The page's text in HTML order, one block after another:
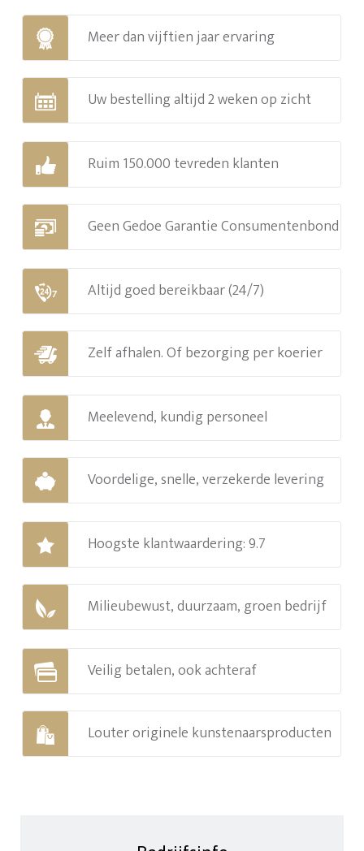
Meer dan vijftien jaar ervaring
Uw bestelling altijd 2 weken op zicht
Ruim 150.000 tevreden klanten
Geen Gedoe Garantie Consumentenbond
Altijd goed bereikbaar (24/7)
Zelf afhalen. Of bezorging per koerier
Meelevend, kundig personeel
Voordelige, snelle, verzekerde levering
Hoogste klantwaardering: 9.7
Milieubewust, duurzaam, groen bedrijf
Veilig betalen, ook achteraf
Louter originele kunstenaarsproducten